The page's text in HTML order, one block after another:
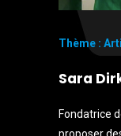
Thème :
Sara
Fondatrice